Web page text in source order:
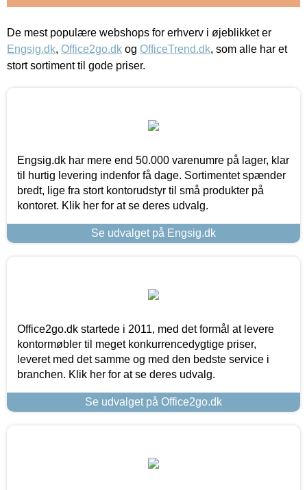
De mest populære webshops for erhverv i øjeblikket er
Engsig.dk, Office2go.dk og OfficeTrend.dk, som alle har et
stort sortiment til gode priser.
Engsig.dk har mere end 50.000 varenumre på lager, klar
til hurtig levering indenfor få dage. Sortimentet spænder
bredt, lige fra stort kontorudstyr til små produkter på
kontoret. Klik her for at se deres udvalg.
Se udvalget på Engsig.dk
Office2go.dk startede i 2011, med det formål at levere
kontormøbler til meget konkurrencedygtige priser,
leveret med det samme og med den bedste service i
branchen. Klik her for at se deres udvalg.
Se udvalget på Office2go.dk